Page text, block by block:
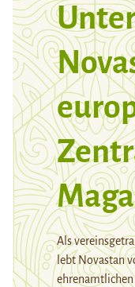
Als
lebt Novastan